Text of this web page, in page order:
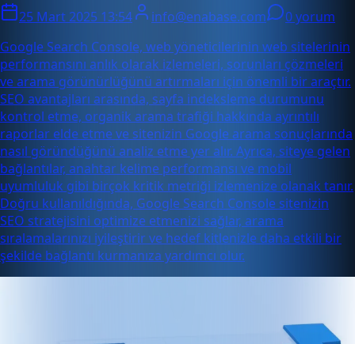
25 Mart 2025 13:54 info@enabase.com
0 yorum
Google Search Console, web yöneticilerinin web sitelerinin
performansını anlık olarak izlemeleri, sorunları çözmeleri
ve arama görünürlüğünü artırmaları için önemli bir araçtır.
SEO avantajları arasında, sayfa indeksleme durumunu
kontrol etme, organik arama trafiği hakkında ayrıntılı
raporlar elde etme ve sitenizin Google arama sonuçlarında
nasıl göründüğünü analiz etme yer alır. Ayrıca, siteye gelen
bağlantılar, anahtar kelime performansı ve mobil
uyumluluk gibi birçok kritik metriği izlemenize olanak tanır.
Doğru kullanıldığında, Google Search Console sitenizin
SEO stratejisini optimize etmenizi sağlar, arama
sıralamalarınızı iyileştirir ve hedef kitlenizle daha etkili bir
şekilde bağlantı kurmanıza yardımcı olur.